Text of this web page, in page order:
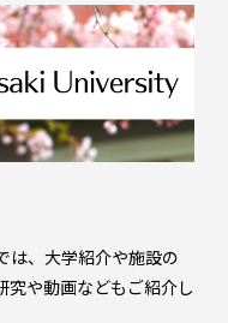
は、大学紹介や施設の
や動画などもご紹介し